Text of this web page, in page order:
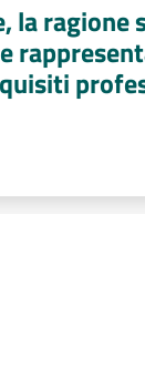
la ragione